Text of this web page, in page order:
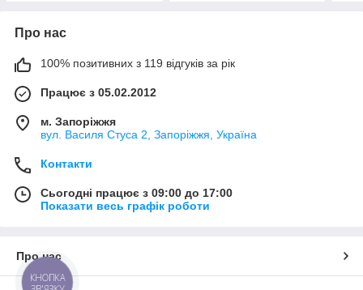
Про нас
100% позитивних з 119 відгуків за рік
Працює з 05.02.2012
м. Запоріжжя
вул. Василя Стуса 2, Запоріжжя, Україна
Контакти
Сьогодні працює з 09:00 до 17:00
Показати весь графік роботи
Про нас
КНОПКА